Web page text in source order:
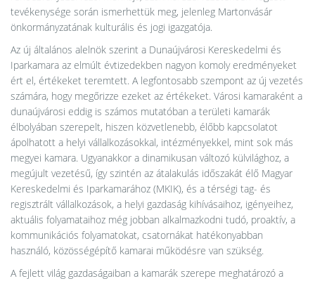
tevékenysége során ismerhettük meg, jelenleg Martonvásár
önkormányzatának kulturális és jogi igazgatója.
Az új általános alelnök szerint a Dunaújvárosi Kereskedelmi és
Iparkamara az elmúlt évtizedekben nagyon komoly eredményeket
ért el, értékeket teremtett. A legfontosabb szempont az új vezetés
számára, hogy megőrizze ezeket az értékeket. Városi kamaraként a
dunaújvárosi eddig is számos mutatóban a területi kamarák
élbolyában szerepelt, hiszen közvetlenebb, élőbb kapcsolatot
ápolhatott a helyi vállalkozásokkal, intézményekkel, mint sok más
megyei kamara. Ugyanakkor a dinamikusan változó külvilághoz, a
megújult vezetésű, így szintén az átalakulás időszakát élő Magyar
Kereskedelmi és Iparkamarához (MKIK), és a térségi tag- és
regisztrált vállalkozások, a helyi gazdaság kihívásaihoz, igényeihez,
aktuális folyamataihoz még jobban alkalmazkodni tudó, proaktív, a
kommunikációs folyamatokat, csatornákat hatékonyabban
használó, közösségépítő kamarai működésre van szükség.
A fejlett világ gazdaságaiban a kamarák szerepe meghatározó a